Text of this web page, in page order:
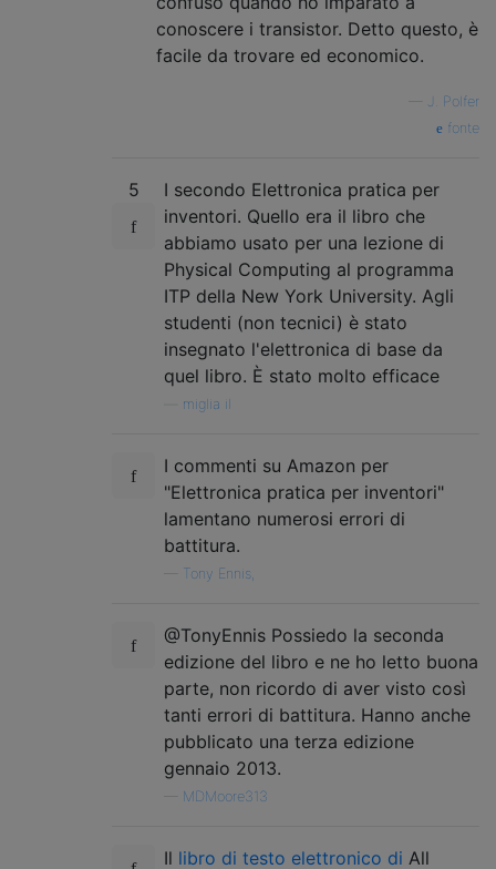
conoscere i transistor. Detto questo, è
facile da trovare ed economico.
J. Polfer
fonte
5
I secondo Elettronica pratica per
inventori. Quello era il libro che
abbiamo usato per una lezione di
Physical Computing al programma
ITP della New York University. Agli
studenti (non tecnici) è stato
insegnato l'elettronica di base da
quel libro. È stato molto efficace
miglia il
I commenti su Amazon per
"Elettronica pratica per inventori"
lamentano numerosi errori di
battitura.
Tony Ennis,
@TonyEnnis Possiedo la seconda
edizione del libro e ne ho letto buona
parte, non ricordo di aver visto così
tanti errori di battitura. Hanno anche
pubblicato una terza edizione
gennaio 2013.
MDMoore313
Il libro di testo elettronico di All